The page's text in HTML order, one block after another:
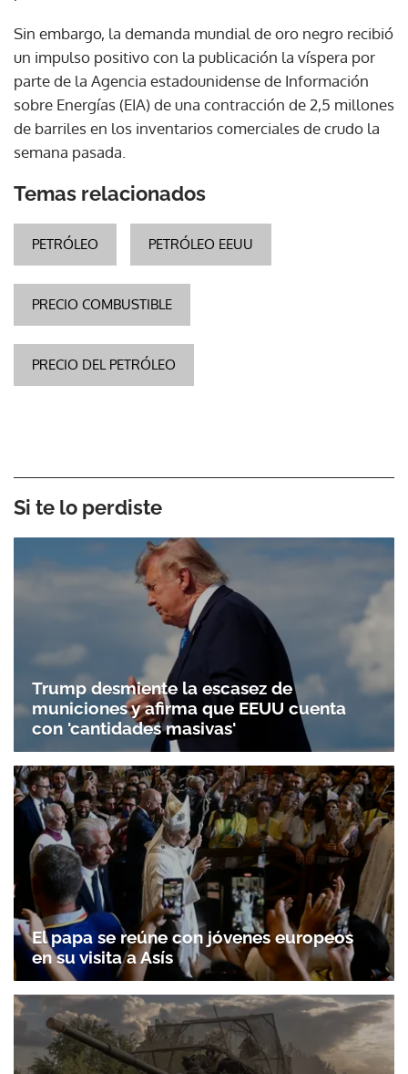
Sin embargo, la demanda mundial de oro negro recibió
un impulso positivo con la publicación la víspera por
parte de la Agencia estadounidense de Información
sobre Energías (EIA) de una contracción de 2,5 millones
de barriles en los inventarios comerciales de crudo la
semana pasada.
Temas relacionados
PETRÓLEO PETRÓLEO EEUU
PRECIO COMBUSTIBLE
PRECIO DEL PETRÓLEO
Si te lo perdiste
Trump desmiente la escasez de
municiones y afirma que EEUU cuenta
con 'cantidades masivas'
El papa se reúne con jóvenes europeos
en su visita a Asís